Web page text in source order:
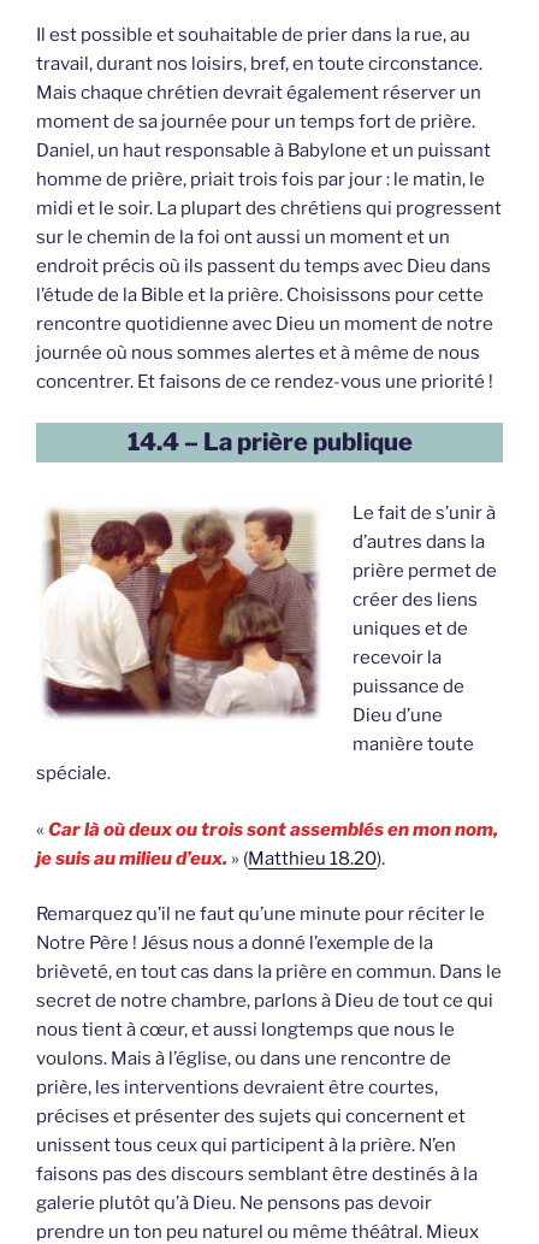
Il est possible et souhaitable de prier dans la rue, au
travail, durant nos loisirs, bref, en toute circonstance.
Mais chaque chrétien devrait également réserver un
moment de sa journée pour un temps fort de prière.
Daniel, un haut responsable à Babylone et un puissant
homme de prière, priait trois fois par jour : le matin, le
midi et le soir. La plupart des chrétiens qui progressent
sur le chemin de la foi ont aussi un moment et un
endroit précis où ils passent du temps avec Dieu dans
l’étude de la Bible et la prière. Choisissons pour cette
rencontre quotidienne avec Dieu un moment de notre
journée où nous sommes alertes et à même de nous
concentrer. Et faisons de ce rendez-vous une priorité !
14.4 – La prière publique
Le fait de s’unir à
d’autres dans la
prière permet de
créer des liens
uniques et de
recevoir la
puissance de
Dieu d’une
manière toute
spéciale.
« Car là où deux ou trois sont assemblés en mon nom,
je suis au milieu d’eux. » (Matthieu 18.20).
Remarquez qu’il ne faut qu’une minute pour réciter le
Notre Père ! Jésus nous a donné l’exemple de la
brièveté, en tout cas dans la prière en commun. Dans le
secret de notre chambre, parlons à Dieu de tout ce qui
nous tient à cœur, et aussi longtemps que nous le
voulons. Mais à l’église, ou dans une rencontre de
prière, les interventions devraient être courtes,
précises et présenter des sujets qui concernent et
unissent tous ceux qui participent à la prière. N’en
faisons pas des discours semblant être destinés à la
galerie plutôt qu’à Dieu. Ne pensons pas devoir
prendre un ton peu naturel ou même théâtral. Mieux